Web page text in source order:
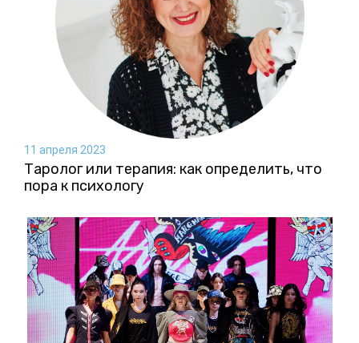
11 апреля 2023
Таролог или терапия: как определить, что
пора к психологу